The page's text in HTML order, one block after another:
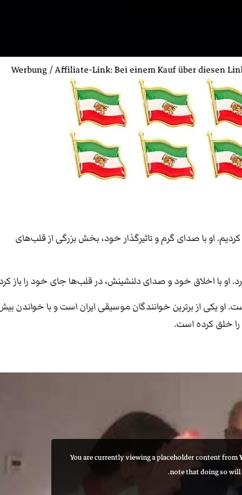
Werbung / Affiliate‑Link: Bei einem Kauf über diesen
او با صدای گرم و تاثیرگذار خود، بخش بزرگی از قلب‌های
او با اخلاق خود و صدای دلنشینش، در قلب‌ها جای خود را باز
او یکی از برترین خوانندگان موسیقی ایران است و با خواندن
You are currently viewing a placeholder content from
note that doing so